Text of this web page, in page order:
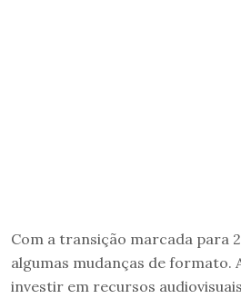
Com a transição marcada para
algumas mudanças de formato.
investir em recursos